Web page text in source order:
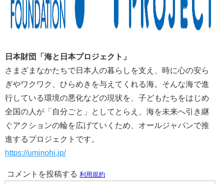
日本財団「海と日本プロジェクト」
さまざまなかたちで日本人の暮らしを支え、時に心の安ら
ぎやワクワク、ひらめきを与えてくれる海。そんな海で進
行している環境の悪化などの現状を、子どもたちをはじめ
全国の人が「自分ごと」としてとらえ、海を未来へ引き継
ぐアクションの輪を広げていくため、オールジャパンで推
進するプロジェクトです。
https://uminohi.jp/